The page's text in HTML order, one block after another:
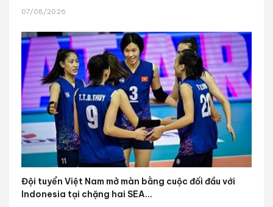
07/08/2026
Đội tuyển Việt Nam mở màn bằng cuộc đối đầu với
Indonesia tại chặng hai SEA...